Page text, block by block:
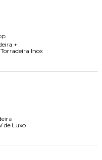
+
Inox
de Luxo